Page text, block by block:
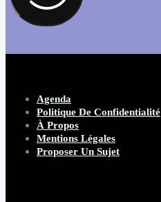
Agenda
Politique De Confidentialité
À Propos
Mentions Légales
Proposer Un Sujet